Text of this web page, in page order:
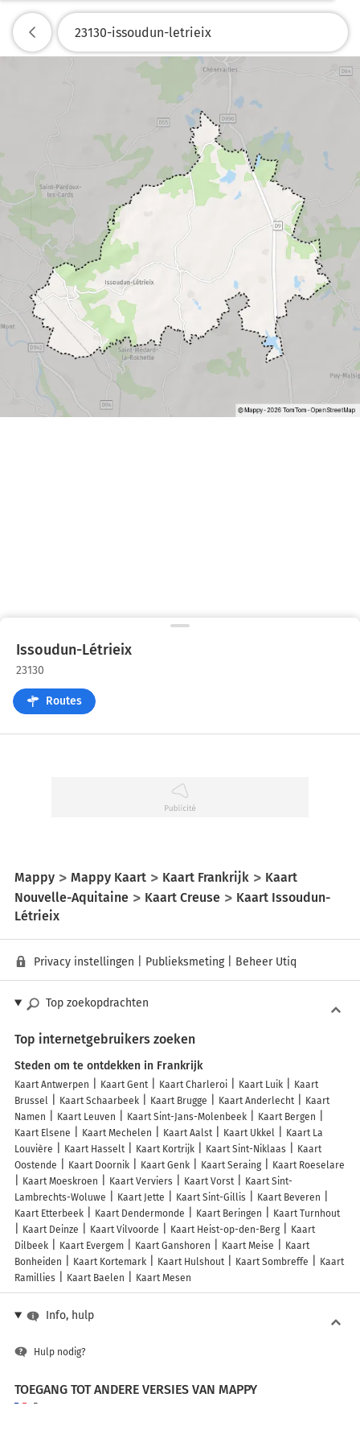
Issoudun-Létrieix
23130
Routes
Mappy Mappy Kaart Kaart Frankrijk
Kaart
Nouvelle-Aquitaine
Kaart Creuse
Kaart Issoudun-
Létrieix
Privacy instellingen Publieksmeting| Beheer Utiq
Top zoekopdrachten
Top internetgebruikers zoeken
Steden om te ontdekken in Frankrijk
Kaart Antwerpen Kaart Gent Kaart Charleroi Kaart Luik
Kaart
Brussel
Kaart Schaarbeek Kaart Brugge Kaart Anderlecht
Kaart
Namen
Kaart Leuven Kaart Sint-Jans-Molenbeek
Kaart Bergen
Kaart Elsene
Kaart Mechelen Kaart Aalst Kaart Ukkel
Kaart La
Louvière
Kaart Hasselt Kaart Kortrijk Kaart Sint-Niklaas
Kaart
Oostende
Kaart Doornik Kaart Genk Kaart Seraing
Kaart Roeselare
Kaart Moeskroen
Kaart Verviers Kaart Vorst
Kaart Sint-
Lambrechts-Woluwe
Kaart Jette Kaart Sint-Gillis
Kaart Beveren
Kaart Etterbeek
Kaart Dendermonde Kaart Beringen
Kaart Turnhout
Kaart Deinze
Kaart Vilvoorde Kaart Heist-op-den-Berg
Kaart
Dilbeek
Kaart Evergem Kaart Ganshoren Kaart Meise
Kaart
Bonheiden
Kaart Kortemark Kaart Hulshout Kaart Sombreffe
Kaart
Ramillies
Kaart Baelen Kaart Mesen
Info, hulp
Hulp nodig?
TOEGANG TOT ANDERE VERSIES VAN MAPPY
France